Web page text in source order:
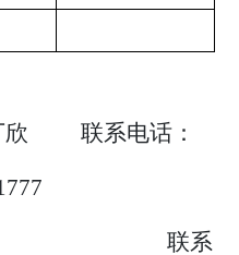
联系电话：
张 旭 联系